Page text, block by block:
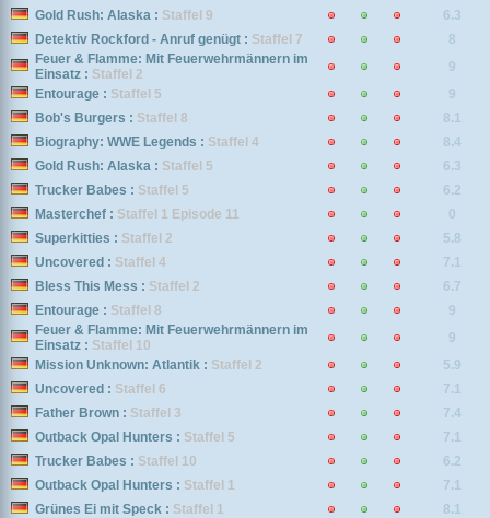
Gold Rush: Alaska : Staffel 9
6.3
Detektiv Rockford - Anruf genügt : Staffel 7
8
Feuer & Flamme: Mit Feuerwehrmännern im
Einsatz : Staffel 2
9
Entourage : Staffel 5
9
Bob's Burgers : Staffel 8
8.1
Biography: WWE Legends : Staffel 4
8.4
Gold Rush: Alaska : Staffel 5
6.3
Trucker Babes : Staffel 5
6.2
Masterchef : Staffel 1 Episode 11
0
Superkitties : Staffel 2
5.8
Uncovered : Staffel 4
7.1
Bless This Mess : Staffel 2
6.7
Entourage : Staffel 8
9
Feuer & Flamme: Mit Feuerwehrmännern im
Einsatz : Staffel 10
9
Mission Unknown: Atlantik : Staffel 2
5.9
Uncovered : Staffel 6
7.1
Father Brown : Staffel 3
7.4
Outback Opal Hunters : Staffel 5
7.1
Trucker Babes : Staffel 10
6.2
Outback Opal Hunters : Staffel 1
7.1
Grünes Ei mit Speck : Staffel 1
8.1